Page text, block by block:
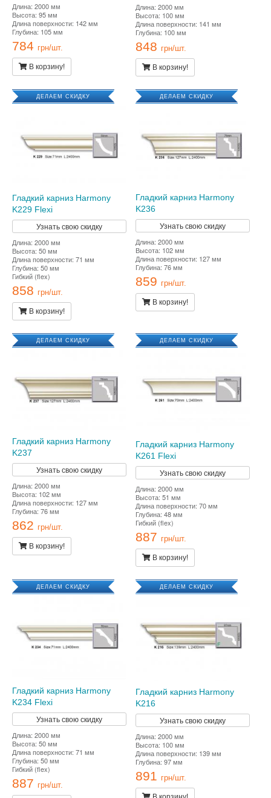
Длина: 2000 мм
Высота: 95 мм
Длина поверхности: 142 мм
Глубина: 105 мм
784 грн/шт.
В корзину!
Длина: 2000 мм
Высота: 100 мм
Длина поверхности: 141 мм
Глубина: 100 мм
848 грн/шт.
В корзину!
ДЕЛАЕМ СКИДКУ
Гладкий карниз Harmony
K229 Flexi
Узнать свою скидку
Длина: 2000 мм
Высота: 50 мм
Длина поверхности: 71 мм
Глубина: 50 мм
Гибкий (flex)
858 грн/шт.
В корзину!
ДЕЛАЕМ СКИДКУ
Гладкий карниз Harmony
K236
Узнать свою скидку
Длина: 2000 мм
Высота: 102 мм
Длина поверхности: 127 мм
Глубина: 76 мм
859 грн/шт.
В корзину!
ДЕЛАЕМ СКИДКУ
Гладкий карниз Harmony
K237
Узнать свою скидку
Длина: 2000 мм
Высота: 102 мм
Длина поверхности: 127 мм
Глубина: 76 мм
862 грн/шт.
В корзину!
ДЕЛАЕМ СКИДКУ
Гладкий карниз Harmony
K261 Flexi
Узнать свою скидку
Длина: 2000 мм
Высота: 51 мм
Длина поверхности: 70 мм
Глубина: 48 мм
Гибкий (flex)
887 грн/шт.
В корзину!
ДЕЛАЕМ СКИДКУ
Гладкий карниз Harmony
K234 Flexi
Узнать свою скидку
Длина: 2000 мм
Высота: 50 мм
Длина поверхности: 71 мм
Глубина: 50 мм
Гибкий (flex)
887 грн/шт.
ДЕЛАЕМ СКИДКУ
Гладкий карниз Harmony
K216
Узнать свою скидку
Длина: 2000 мм
Высота: 100 мм
Длина поверхности: 139 мм
Глубина: 97 мм
891 грн/шт.